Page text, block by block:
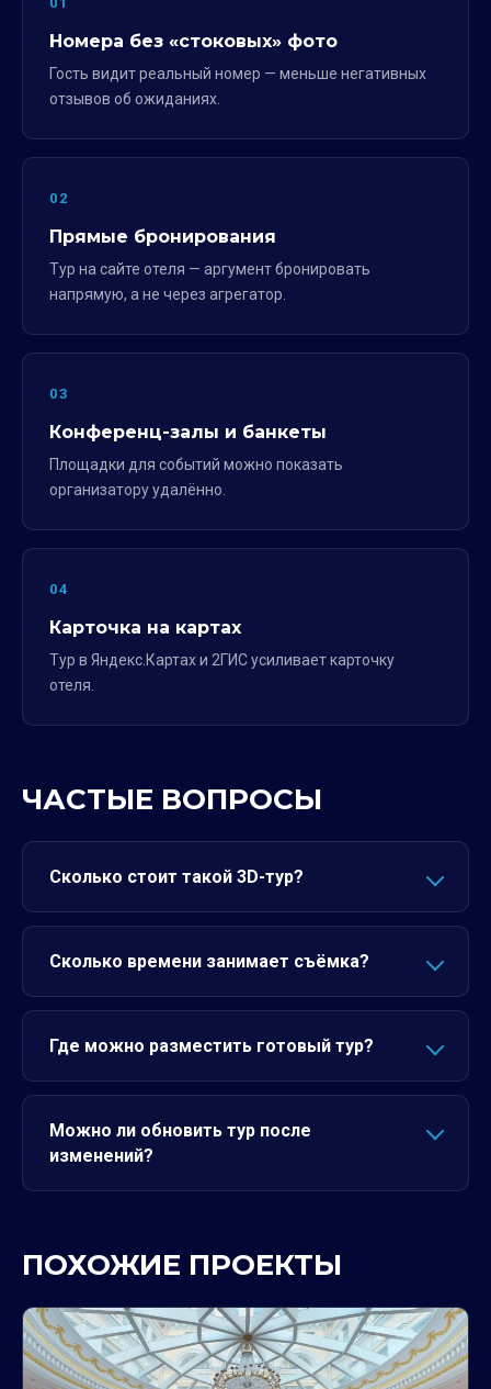
Номера без «стоковых» фото
Гость видит реальный номер — меньше негативных
отзывов об ожиданиях.
02
Прямые бронирования
Тур на сайте отеля — аргумент бронировать
напрямую, а не через агрегатор.
03
Конференц-залы и банкеты
Площадки для событий можно показать
организатору удалённо.
04
Карточка на картах
Тур в Яндекс.Картах и 2ГИС усиливает карточку
отеля.
ЧАСТЫЕ ВОПРОСЫ
Сколько стоит такой 3D-тур?
Сколько времени занимает съёмка?
Где можно разместить готовый тур?
Можно ли обновить тур после
изменений?
ПОХОЖИЕ ПРОЕКТЫ